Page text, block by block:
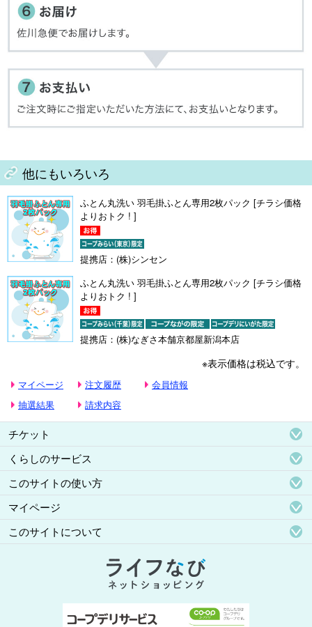
他にもいろいろ
ふとん丸洗い 羽毛掛ふとん専用2枚パック [チラシ価格
よりおトク ! ]
提携店：(株)シンセン
ふとん丸洗い 羽毛掛ふとん専用2枚パック [チラシ価格
よりおトク ! ]
提携店：(株)なぎさ本舗京都屋新潟本店
※表示価格は税込です。
マイページ 注文履歴
会員情報
抽選結果
請求内容
チケット
くらしのサービス
このサイトの使い方
マイページ
このサイトについて